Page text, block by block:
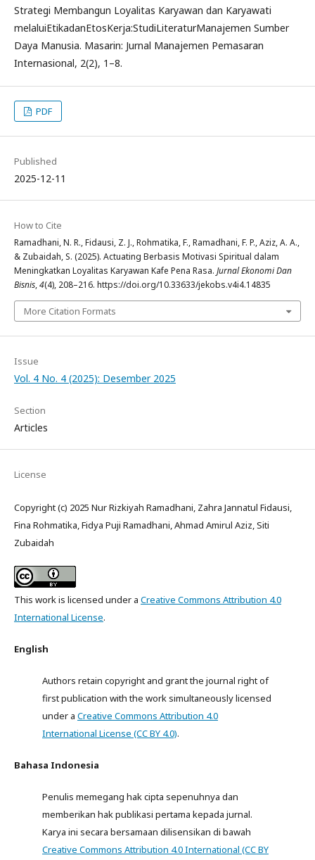
Strategi Membangun Loyalitas Karyawan dan Karyawati
melaluiEtikadanEtosKerja:StudiLiteraturManajemen Sumber
Daya Manusia. Masarin: Jurnal Manajemen Pemasaran
Internasional, 2(2), 1–8.
PDF
Published
2025-12-11
How to Cite
Ramadhani, N. R., Fidausi, Z. J., Rohmatika, F., Ramadhani, F. P., Aziz, A. A.,
& Zubaidah, S. (2025). Actuating Berbasis Motivasi Spiritual dalam
Meningkatkan Loyalitas Karyawan Kafe Pena Rasa. Jurnal Ekonomi Dan
Bisnis,4(4), 208–216. https://doi.org/10.33633/jekobs.v4i4.14835
More Citation Formats
Issue
Vol. 4 No. 4 (2025): Desember 2025
Section
Articles
License
Copyright (c) 2025 Nur Rizkiyah Ramadhani, Zahra Jannatul Fidausi,
Fina Rohmatika, Fidya Puji Ramadhani, Ahmad Amirul Aziz, Siti
Zubaidah
This work is licensed under a Creative Commons Attribution 4.0
International License.
English
Authors retain copyright and grant the journal right of
first publication with the work simultaneously licensed
under a Creative Commons Attribution 4.0
International License (CC BY 4.0).
Bahasa Indonesia
Penulis memegang hak cipta sepenuhnya dan
memberikan hak publikasi pertama kepada jurnal.
Karya ini secara bersamaan dilisensikan di bawah
Creative Commons Attribution 4.0 International (CC BY